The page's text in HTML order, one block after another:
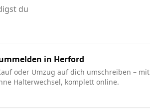
du
in Herford
oder Umzug auf dich umschreiben – mit
Halterwechsel, komplett online.